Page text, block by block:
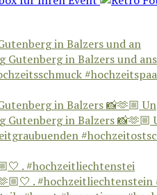
in Balzers und an
in Balzers 📸🫶🏼 Un
. #hochzeitliechtenstei